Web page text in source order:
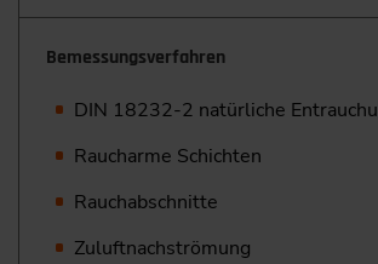
Bemessungsverfahren
DIN 18232-2 natürliche
Raucharme Schichten
Rauchabschnitte
Zuluftnachströmung